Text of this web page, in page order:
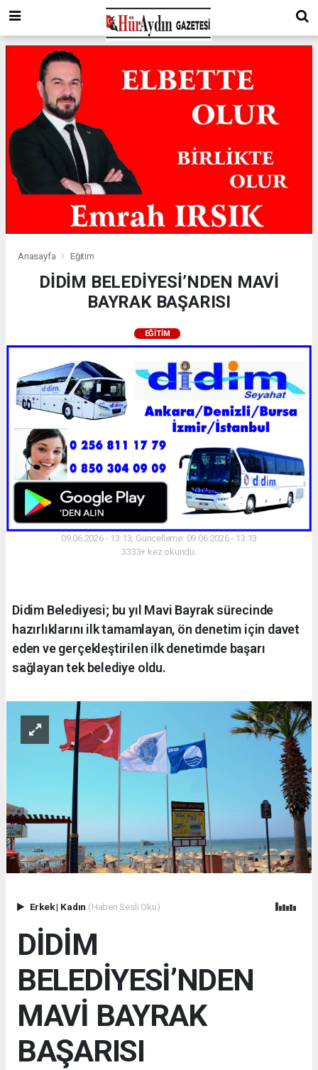
Anasayfa Eğitim
DİDİM BELEDİYESİ’NDEN MAVİ
BAYRAK BAŞARISI
EĞITIM
09.06.2026 - 13:13, Güncelleme: 09.06.2026 - 13:13
3333+ kez okundu.
Didim Belediyesi; bu yıl Mavi Bayrak sürecinde
hazırlıklarını ilk tamamlayan, ön denetim için davet
eden ve gerçekleştirilen ilk denetimde başarı
sağlayan tek belediye oldu.
Erkek| Kadın (Haberi Sesli Oku)
DİDİM
BELEDİYESİ’NDEN
MAVİ BAYRAK
BAŞARISI